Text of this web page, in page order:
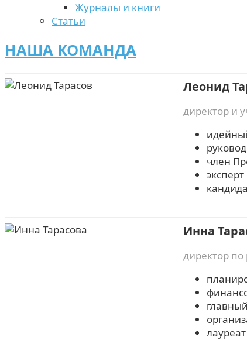
Журналы и книги
Статьи
НАША КОМАНДА
Леонид
директор и
член
Инна
директор